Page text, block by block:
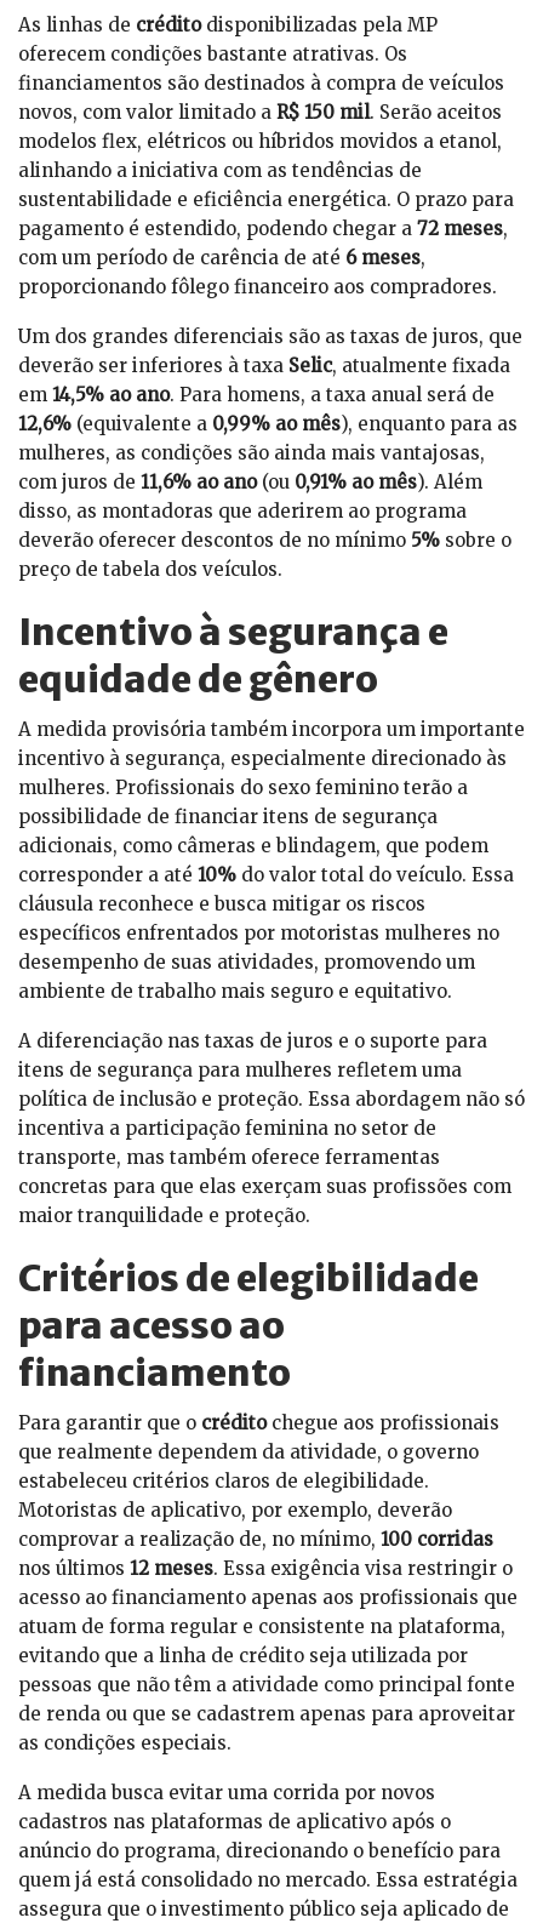
As linhas de créditodisponibilizadas pela MP
oferecem condições bastante atrativas. Os
financiamentos são destinados à compra de veículos
novos, com valor limitado a R$ 150 mil. Serão aceitos
modelos flex, elétricos ou híbridos movidos a etanol,
alinhando a iniciativa com as tendências de
sustentabilidade e eficiência energética. O prazo para
pagamento é estendido, podendo chegar a 72 meses,
com um período de carência de até 6 meses,
proporcionando fôlego financeiro aos compradores.
Um dos grandes diferenciais são as taxas de juros, que
deverão ser inferiores à taxa Selic, atualmente fixada
em 14,5% ao ano. Para homens, a taxa anual será de
12,6% (equivalente a 0,99% ao mês), enquanto para as
mulheres, as condições são ainda mais vantajosas,
com juros de 11,6% ao ano(ou 0,91% ao mês). Além
disso, as montadoras que aderirem ao programa
deverão oferecer descontos de no mínimo 5% sobre o
preço de tabela dos veículos.
Incentivo à segurança e
equidade de gênero
A medida provisória também incorpora um importante
incentivo à segurança, especialmente direcionado às
mulheres. Profissionais do sexo feminino terão a
possibilidade de financiar itens de segurança
adicionais, como câmeras e blindagem, que podem
corresponder a até 10% do valor total do veículo. Essa
cláusula reconhece e busca mitigar os riscos
específicos enfrentados por motoristas mulheres no
desempenho de suas atividades, promovendo um
ambiente de trabalho mais seguro e equitativo.
A diferenciação nas taxas de juros e o suporte para
itens de segurança para mulheres refletem uma
política de inclusão e proteção. Essa abordagem não só
incentiva a participação feminina no setor de
transporte, mas também oferece ferramentas
concretas para que elas exerçam suas profissões com
maior tranquilidade e proteção.
Critérios de elegibilidade
para acesso ao
financiamento
Para garantir que o créditochegue aos profissionais
que realmente dependem da atividade, o governo
estabeleceu critérios claros de elegibilidade.
Motoristas de aplicativo, por exemplo, deverão
comprovar a realização de, no mínimo, 100 corridas
nos últimos 12 meses. Essa exigência visa restringir o
acesso ao financiamento apenas aos profissionais que
atuam de forma regular e consistente na plataforma,
evitando que a linha de crédito seja utilizada por
pessoas que não têm a atividade como principal fonte
de renda ou que se cadastrem apenas para aproveitar
as condições especiais.
A medida busca evitar uma corrida por novos
cadastros nas plataformas de aplicativo após o
anúncio do programa, direcionando o benefício para
quem já está consolidado no mercado. Essa estratégia
assegura que o investimento público seja aplicado de